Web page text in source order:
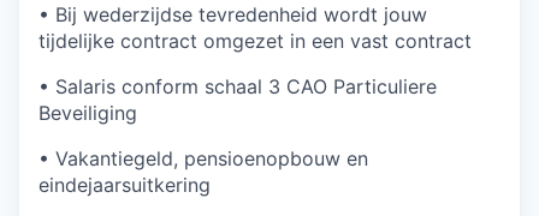
• Bij wederzijdse tevredenheid wordt jouw
tijdelijke contract omgezet in een vast contract
• Salaris conform schaal 3 CAO Particuliere
Beveiliging
• Vakantiegeld, pensioenopbouw en
eindejaarsuitkering